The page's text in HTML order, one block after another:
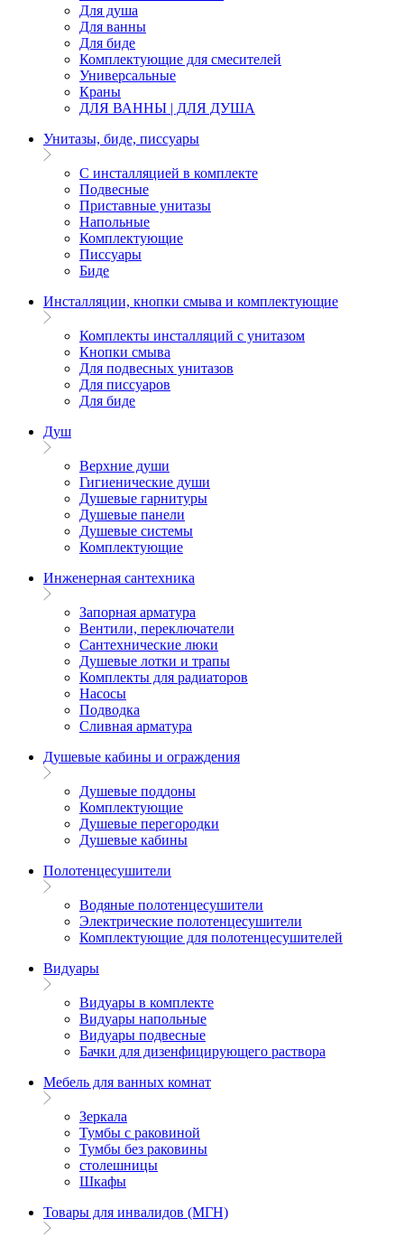
Для душа
Для ванны
Для биде
Комплектующие для смесителей
Универсальные
Краны
ДЛЯ ВАННЫ | ДЛЯ ДУША
Унитазы, биде, писсуары
С инсталляцией в комплекте
Подвесные
Приставные унитазы
Напольные
Комплектующие
Писсуары
Биде
Инсталляции, кнопки смыва и комплектующие
Комплекты инсталляций с унитазом
Кнопки смыва
Для подвесных унитазов
Для писсуаров
Для биде
Душ
Верхние души
Гигиенические души
Душевые гарнитуры
Душевые панели
Душевые системы
Комплектующие
Инженерная сантехника
Запорная арматура
Вентили, переключатели
Сантехнические люки
Душевые лотки и трапы
Комплекты для радиаторов
Насосы
Подводка
Сливная арматура
Душевые кабины и ограждения
Душевые поддоны
Комплектующие
Душевые перегородки
Душевые кабины
Полотенцесушители
Водяные полотенцесушители
Электрические полотенцесушители
Комплектующие для полотенцесушителей
Видуары
Видуары в комплекте
Видуары напольные
Видуары подвесные
Бачки для дизенфицирующего раствора
Мебель для ванных комнат
Зеркала
Тумбы с раковиной
Тумбы без раковины
столешницы
Шкафы
Товары для инвалидов (МГН)